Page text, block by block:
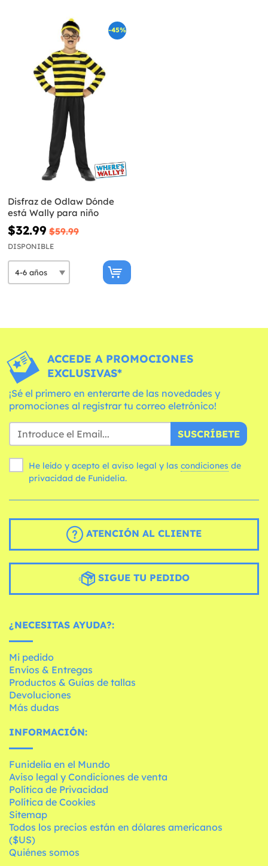
-45%
Disfraz de Odlaw Dónde
está Wally para niño
$32.99 $59.99
DISPONIBLE
ACCEDE A PROMOCIONES
EXCLUSIVAS*
¡Sé el primero en enterarte de las novedades y
promociones al registrar tu correo eletrónico!
SUSCRÍBETE
He leído y acepto el aviso legal y las condiciones
privacidad de Funidelia.
ATENCIÓN AL CLIENTE
SIGUE TU PEDIDO
¿NECESITAS AYUDA?:
Mi pedido
Envíos & Entregas
Productos & Guías de tallas
Devoluciones
Más dudas
INFORMACIÓN:
Funidelia en el Mundo
Aviso legal y Condiciones de venta
Política de Privacidad
Política de Cookies
Sitemap
Todos los precios están en dólares americanos
($US)
Quiénes somos